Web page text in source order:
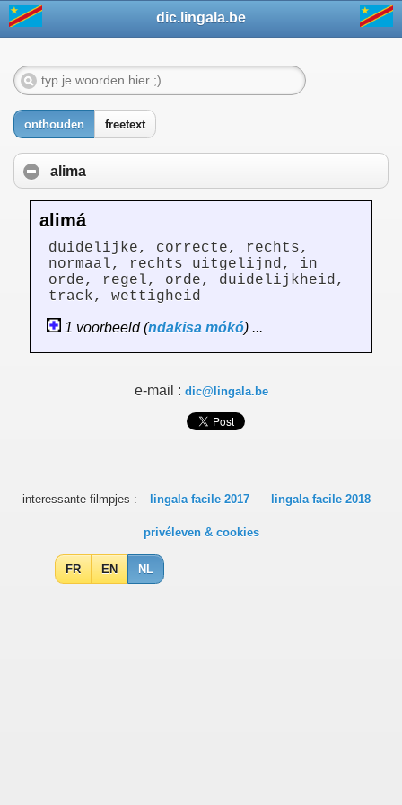
dic.lingala.be
onthouden freetext
alima
alimá
duidelijke, correcte, rechts,
normaal, rechts uitgelijnd, in
orde, regel, orde, duidelijkheid,
track, wettigheid
1 voorbeeld (ndakisa mókó) ...
e-mail : dic@lingala.be
interessante filmpjes : lingala facile 2017 lingala facile 2018
privéleven & cookies
FR EN NL